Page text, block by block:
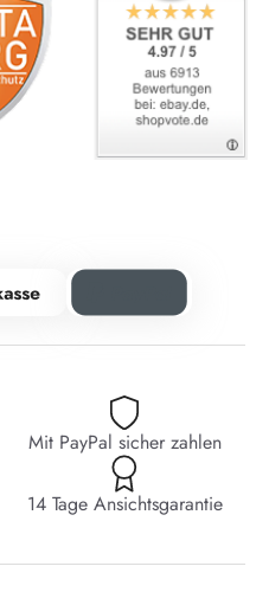
Mit PayPal sicher zahlen
14 Tage Ansichtsgarantie